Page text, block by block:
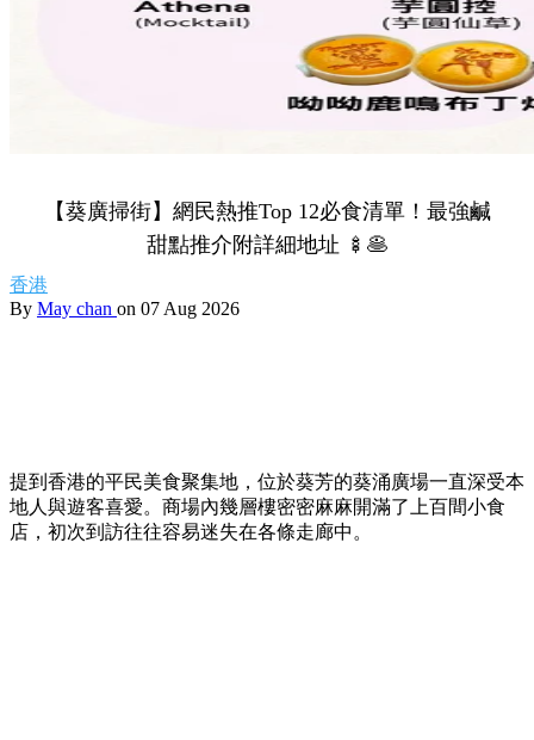
【葵廣掃街】網民熱推Top 12必食清單！最強鹹
甜點推介附詳細地址 🍢🥞
香港
By May chan on 07 Aug 2026
提到香港的平民美食聚集地，位於葵芳的葵涌廣場一直深受本
地人與遊客喜愛。商場內幾層樓密密麻麻開滿了上百間小食
店，初次到訪往往容易迷失在各條走廊中。